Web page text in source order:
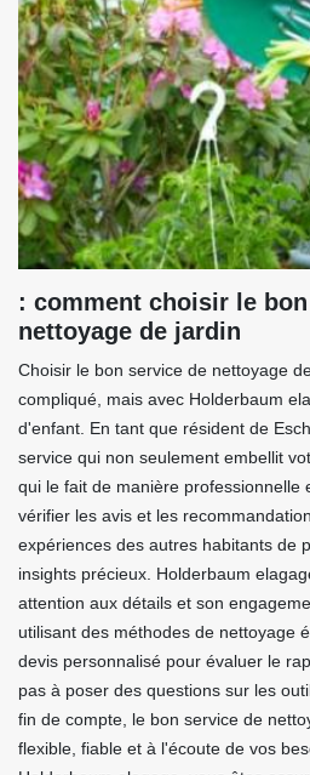
: comment choisir le
nettoyage de jardin
Choisir le bon service de nettoyage
compliqué, mais avec Holderbaum
d'enfant. En tant que résident de
service qui non seulement embellit
qui le fait de manière professionnelle
vérifier les avis et les
expériences des autres habitants de
insights précieux. Holderbaum
attention aux détails et son
utilisant des méthodes de nettoyage
devis personnalisé pour évaluer le
pas à poser des questions sur les
fin de compte, le bon service de
flexible, fiable et à l'écoute de vos